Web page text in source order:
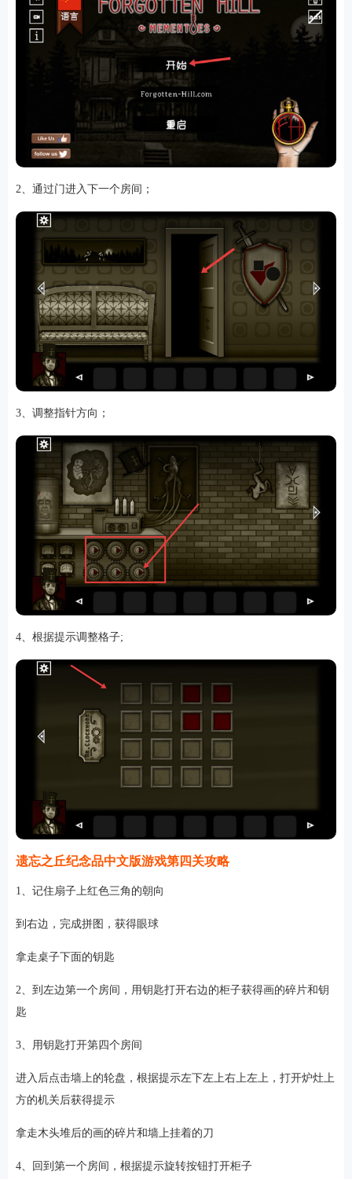
排行
恋爱养成沙盒模组 up主自制赛车竞速
街机格斗模拟经营 音乐游戏
系统工具 影音播放游戏辅助摄影美颜办公商务
新闻阅读 考试学习 AI软件健康运动 生活购物
2、通过门进入下一个房间；
3、调整指针方向；
4、根据提示调整格子;
遗忘之丘纪念品中文版游戏第四关攻略
1、记住扇子上红色三角的朝向
到右边，完成拼图，获得眼球
拿走桌子下面的钥匙
2、到左边第一个房间，用钥匙打开右边的柜子获得画的碎片和钥
匙
3、用钥匙打开第四个房间
进入后点击墙上的轮盘，根据提示左下左上右上左上，打开炉灶上
方的机关后获得提示
拿走木头堆后的画的碎片和墙上挂着的刀
4、回到第一个房间，根据提示旋转按钮打开柜子